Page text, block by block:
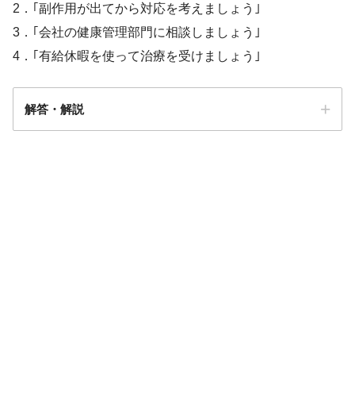
2．｢副作用が出てから対応を考えましょう｣
3．｢会社の健康管理部門に相談しましょう｣
4．｢有給休暇を使って治療を受けましょう｣
解答・解説